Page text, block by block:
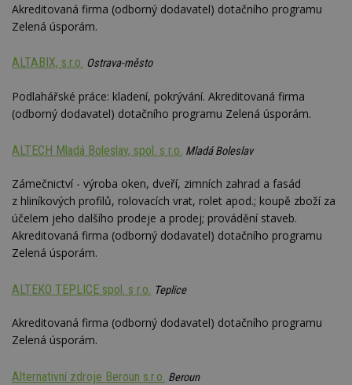
Akreditovaná firma (odborný dodavatel) dotačního programu
Zelená úsporám.
ALTABIX, s.r.o. Ostrava-město
Podlahářské práce: kladení, pokrývání. Akreditovaná firma
(odborný dodavatel) dotačního programu Zelená úsporám.
ALTECH Mladá Boleslav, spol. s r.o. Mladá Boleslav
Zámečnictví - výroba oken, dveří, zimních zahrad a fasád
z hliníkových profilů, rolovacích vrat, rolet apod.; koupě zboží za
účelem jeho dalšího prodeje a prodej; provádění staveb.
Akreditovaná firma (odborný dodavatel) dotačního programu
Zelená úsporám.
ALTEKO TEPLICE spol. s r.o. Teplice
Akreditovaná firma (odborný dodavatel) dotačního programu
Zelená úsporám.
Alternativní zdroje Beroun s.r.o. Beroun